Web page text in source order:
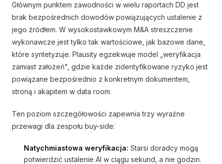
Głównym punktem zawodności w wielu raportach DD jest
brak bezpośrednich dowodów powiązujących ustalenie z
jego źródłem. W wysokostawkowym M&A streszczenie
wykonawcze jest tylko tak wartościowe, jak bazowe dane,
które syntetyzuje. Plausity egzekwuje model „weryfikacja
zamiast założeń", gdzie każde zidentyfikowane ryzyko jest
powiązane bezpośrednio z konkretnym dokumentem,
stroną i akapitem w data room.
Ten poziom szczegółowości zapewnia trzy wyraźne
przewagi dla zespołu buy-side:
Natychmiastowa weryfikacja: Starsi doradcy mogą
potwierdzić ustalenie AI w ciągu sekund, a nie godzin.